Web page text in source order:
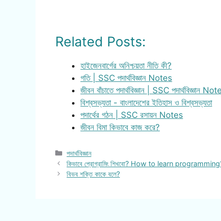
Related Posts:
হাইজেনবার্গের অনিশ্চয়তা নীতি কী?
গতি | SSC পদার্থবিজ্ঞান Notes
জীবন বাঁচাতে পদার্থবিজ্ঞান | SSC পদার্থবিজ্ঞান
বিশ্বসভ্যতা - বাংলাদেশের ইতিহাস ও বিশ্বসভ্যতা
পদার্থের গঠন | SSC রসায়ন Notes
জীবন বিমা কিভাবে কাজ করে?
Categories
পদার্থবিজ্ঞান
কিভাবে প্রোগ্রামিং শিখবো? How to learn
বিভব শক্তি কাকে বলে?